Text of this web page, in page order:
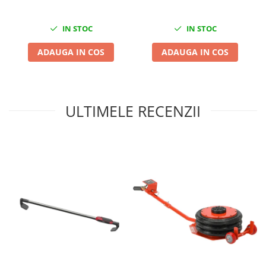
Suzuki
Universale
Scule pentru tinichigerie
Filtre Pneumatice
Furtune Aer Comprimat
IN STOC
ADAUGA IN COS
IN STOC
ADAUGA IN COS
ULTIMELE RECENZII